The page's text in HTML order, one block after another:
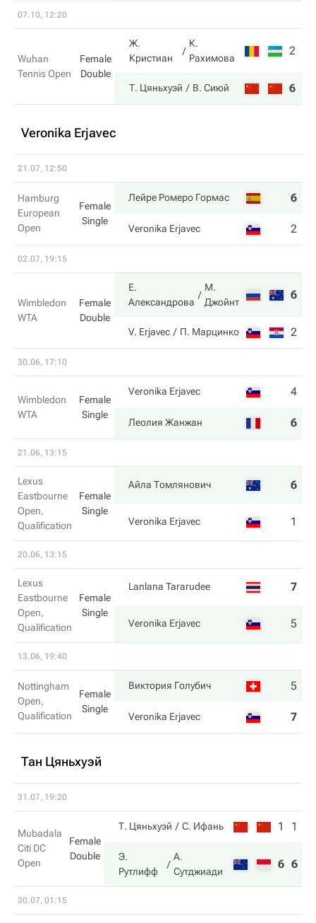
07.10, 12:20
Wuhan
Tennis Open
Female
Double
Ж.
Кристиан
К.
Рахимова
2
Т. Цяньхуэй В. Сиюй 6
Veronika Erjavec
21.07, 12:50
Hamburg
European
Open
Female
Single
Лейре Ромеро Гормас 6
Veronika Erjavec 2
02.07, 19:15
Wimbledon
WTA
Female
Double
Е.
Александрова
М.
Джойнт
6
V. Erjavec П. Марцинко 2
30.06, 17:10
Wimbledon
WTA
Female
Single
Veronika Erjavec 4
Леолия Жанжан 6
21.06, 13:15
Lexus
Eastbourne
Open,
Qualification
Female
Single
Айла Томлянович 6
Veronika Erjavec 1
20.06, 13:15
Lexus
Eastbourne
Open,
Qualification
Female
Single
Lanlana Tararudee 7
Veronika Erjavec 5
13.06, 19:40
Nottingham
Open,
Qualification
Female
Single
Виктория Голубич 5
Veronika Erjavec 7
Тан Цяньхуэй
31.07, 19:20
Mubadala
Citi DC
Open
Female
Double
Т. Цяньхуэй С. Ифань 1 1
Э.
Рутлифф
А.
Сутджиади
6 6
30.07, 01:15